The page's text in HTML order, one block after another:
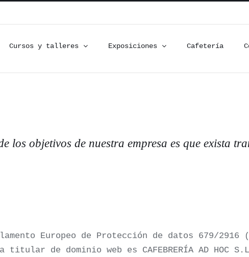
Cursos y talleres Exposiciones Cafetería
los objetivos de nuestra empresa es que exista
Europeo de Protección de datos 679/2916
de dominio web es CAFEBRERÍA AD HOC